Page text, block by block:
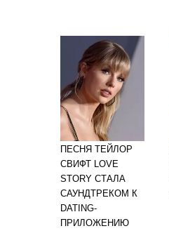
ПЕСНЯ ТЕЙЛОР
СВИФТ LOVE
STORY СТАЛА
САУНДТРЕКОМ К
DATING-
ПРИЛОЖЕНИЮ